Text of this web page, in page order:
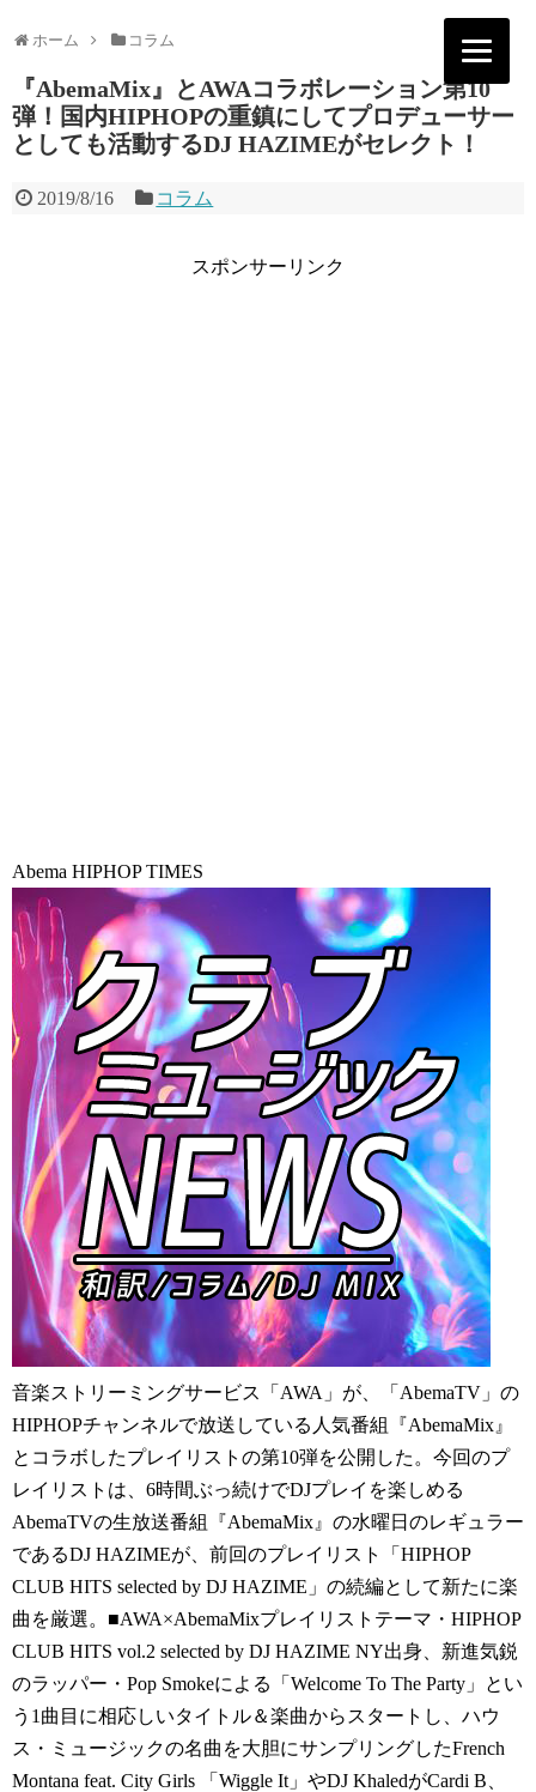
ホーム コラム
『AbemaMix』とAWAコラボレーション第10
弾！国内HIPHOPの重鎮にしてプロデューサー
としても活動するDJ HAZIMEがセレクト！
2019/8/16 コラム
スポンサーリンク
Abema HIPHOP TIMES
音楽ストリーミングサービス「AWA」が、「AbemaTV」の
HIPHOPチャンネルで放送している人気番組『AbemaMix』
とコラボしたプレイリストの第10弾を公開した。今回のプ
レイリストは、6時間ぶっ続けでDJプレイを楽しめる
AbemaTVの生放送番組『AbemaMix』の水曜日のレギュラー
であるDJ HAZIMEが、前回のプレイリスト「HIPHOP
CLUB HITS selected by DJ HAZIME」の続編として新たに楽
曲を厳選。■AWA×AbemaMixプレイリストテーマ・HIPHOP
CLUB HITS vol.2 selected by DJ HAZIME NY出身、新進気鋭
のラッパー・Pop Smokeによる「Welcome To The Party」とい
う1曲目に相応しいタイトル＆楽曲からスタートし、ハウ
ス・ミュージックの名曲を大胆にサンプリングしたFrench
Montana feat. City Girls 「Wiggle It」やDJ KhaledがCardi B、